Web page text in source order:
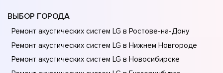
ВЫБОР ГОРОДА
Ремонт акустических систем LG в Ростове-на-Донy
Ремонт акустических систем LG в Нижнем Новгороде
Ремонт акустических систем LG в Новосибирске